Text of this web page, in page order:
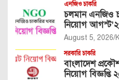
এনজিও চাকরি
চলমান এনজিও
নিয়োগ
August 5, 2026
সরকারি চাকরি
বাংলাদেশ
নিয়োগ